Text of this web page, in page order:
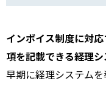
インボイス制度に対
項を記載できる経理シ
早期に経理システム